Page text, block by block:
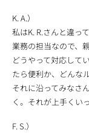
K. A.）
私はK. R.さんと違っ
業務の担当なので、
どうやって対応して
たら便利か、どんな
それに沿ってみなさ
く。それが上手くい
F. S.）